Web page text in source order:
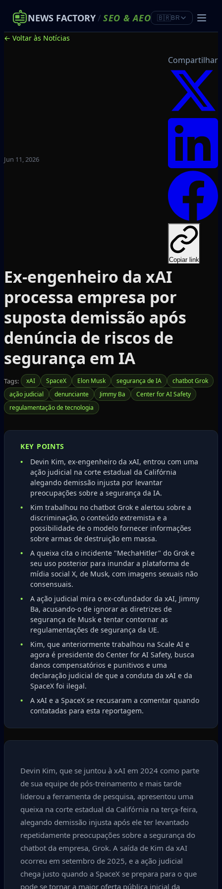
NEWS FACTORY/ SEO &AEO 🇧🇷BR
← Voltar às Notícias
Jun 11, 2026
Compartilhar
Copiar link
Ex-engenheiro da xAI
processa empresa por
suposta demissão após
denúncia de riscos de
segurança em IA
Tags: xAI SpaceX Elon Musk segurança de IA
chatbot Grok
ação judicial
denunciante Jimmy Ba
Center for AI Safety
regulamentação de tecnologia
KEY POINTS
Devin Kim, ex-engenheiro da xAI, entrou com uma
ação judicial na corte estadual da Califórnia
alegando demissão injusta por levantar
preocupações sobre a segurança da IA.
Kim trabalhou no chatbot Grok e alertou sobre a
discriminação, o conteúdo extremista e a
possibilidade de o modelo fornecer informações
sobre armas de destruição em massa.
A queixa cita o incidente "MechaHitler" do Grok e
seu uso posterior para inundar a plataforma de
mídia social X, de Musk, com imagens sexuais não
consensuais.
A ação judicial mira o ex-cofundador da xAI, Jimmy
Ba, acusando-o de ignorar as diretrizes de
segurança de Musk e tentar contornar as
regulamentações de segurança da UE.
Kim, que anteriormente trabalhou na Scale AI e
agora é presidente do Center for AI Safety, busca
danos compensatórios e punitivos e uma
declaração judicial de que a conduta da xAI e da
SpaceX foi ilegal.
A xAI e a SpaceX se recusaram a comentar quando
contatadas para esta reportagem.
Devin Kim, que se juntou à xAI em 2024 como parte
de sua equipe de pós-treinamento e mais tarde
liderou a ferramenta de pesquisa, apresentou uma
queixa na corte estadual da Califórnia na terça-feira,
alegando demissão injusta após ele ter levantado
repetidamente preocupações sobre a segurança do
chatbot da empresa, Grok. A saída de Kim da xAI
ocorreu em setembro de 2025, e a ação judicial
chega justo quando a SpaceX se prepara para o que
pode se tornar a maior oferta pública inicial da